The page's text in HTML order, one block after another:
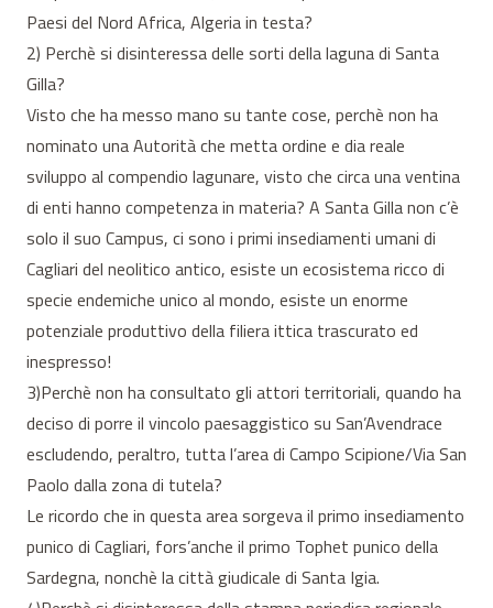
Paesi del Nord Africa, Algeria in testa?
2) Perchè si disinteressa delle sorti della laguna di Santa
Gilla?
Visto che ha messo mano su tante cose, perchè non ha
nominato una Autorità che metta ordine e dia reale
sviluppo al compendio lagunare, visto che circa una ventina
di enti hanno competenza in materia? A Santa Gilla non c’è
solo il suo Campus, ci sono i primi insediamenti umani di
Cagliari del neolitico antico, esiste un ecosistema ricco di
specie endemiche unico al mondo, esiste un enorme
potenziale produttivo della filiera ittica trascurato ed
inespresso!
3)Perchè non ha consultato gli attori territoriali, quando ha
deciso di porre il vincolo paesaggistico su San’Avendrace
escludendo, peraltro, tutta l’area di Campo Scipione/Via San
Paolo dalla zona di tutela?
Le ricordo che in questa area sorgeva il primo insediamento
punico di Cagliari, fors’anche il primo Tophet punico della
Sardegna, nonchè la città giudicale di Santa Igia.